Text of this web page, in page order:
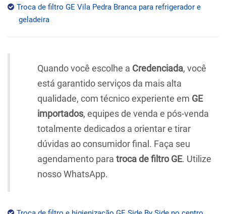
Troca de filtro GE Vila Pedra Branca para refrigerador e
geladeira
Quando você escolhe a Credenciada, você
está garantido serviços da mais alta
qualidade, com técnico experiente em GE
importados, equipes de venda e pós-venda
totalmente dedicados a orientar e tirar
dúvidas ao consumidor final. Faça seu
agendamento para troca de filtro GE. Utilize
nosso WhatsApp.